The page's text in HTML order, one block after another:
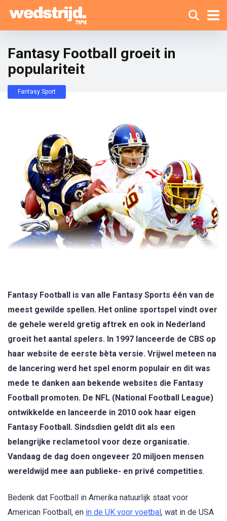
Fantasy Football groeit in
populariteit
Fantasy Sport
Fantasy Football is van alle Fantasy Sports één van de
meest gewilde spellen. Het online sportspel vindt over
de gehele wereld gretig aftrek en ook in Nederland
groeit het aantal spelers. In 1997 lanceerde de CBS op
haar website de eerste bèta versie. Vrijwel meteen na
de lancering werd het spel enorm populair en dit was
mede te danken aan bekende websites die Fantasy
Football promoten. De NFL (National Football League)
ontwikkelde en lanceerde in 2010 ook haar eigen
Fantasy Football. Sindsdien geldt dit als een
belangrijke reclametool voor deze organisatie.
Vandaag de dag doen ongeveer 20 miljoen mensen
wereldwijd mee aan publieke- en privé competities.
Bedenk dat Football in Amerika natuurlijk staat voor
American Football, en in de UK voor voetbal, wat in de USA